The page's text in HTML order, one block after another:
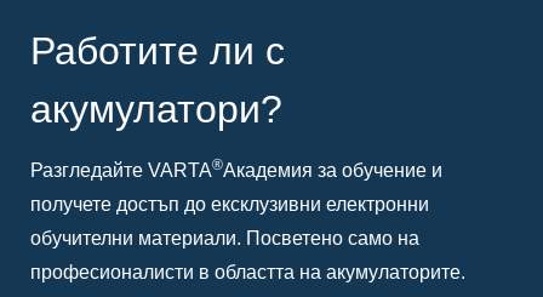
Работите ли с
акумулатори?
Разгледайте VARTA®Академия за обучение и
получете достъп до ексклузивни електронни
обучителни материали. Посветено само на
професионалисти в областта на акумулаторите.